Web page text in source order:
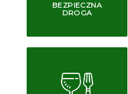
BEZPIECZNA
DROGA